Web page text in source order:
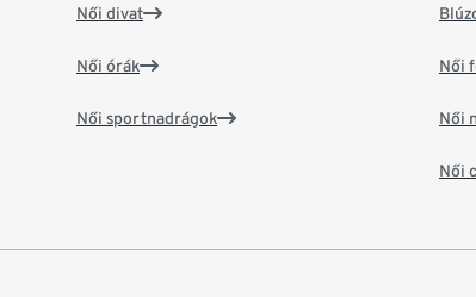
Női divat
Női órák
Női sportnadrágok
Női
Női
Női